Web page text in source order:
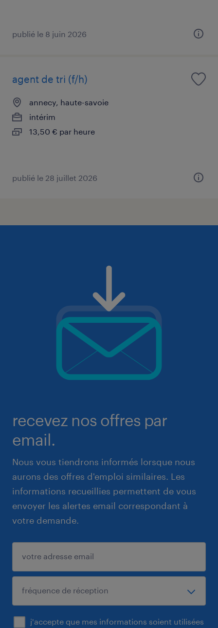
publié le 8 juin 2026
agent de tri (f/h)
annecy, haute-savoie
intérim
13,50 € par heure
publié le 28 juillet 2026
recevez nos offres par
email.
Nous vous tiendrons informés lorsque nous
aurons des offres d'emploi similaires. Les
informations recueillies permettent de vous
envoyer les alertes email correspondant à
votre demande.
j'accepte que mes informations soient utilisées